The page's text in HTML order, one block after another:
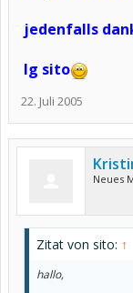
jedenfalls
lg sito
22. Juli 2005
Neues
Zitat von sito: ↑
hallo,